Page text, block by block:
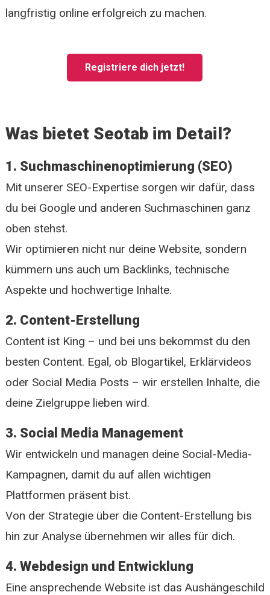
langfristig online erfolgreich zu machen.
Registriere dich jetzt!
Was bietet Seotab im Detail?
1. Suchmaschinenoptimierung (SEO)
Mit unserer SEO-Expertise sorgen wir dafür, dass
du bei Google und anderen Suchmaschinen ganz
oben stehst.
Wir optimieren nicht nur deine Website, sondern
kümmern uns auch um Backlinks, technische
Aspekte und hochwertige Inhalte.
2. Content-Erstellung
Content ist King – und bei uns bekommst du den
besten Content. Egal, ob Blogartikel, Erklärvideos
oder Social Media Posts – wir erstellen Inhalte, die
deine Zielgruppe lieben wird.
3. Social Media Management
Wir entwickeln und managen deine Social-Media-
Kampagnen, damit du auf allen wichtigen
Plattformen präsent bist.
Von der Strategie über die Content-Erstellung bis
hin zur Analyse übernehmen wir alles für dich.
4. Webdesign und Entwicklung
Eine ansprechende Website ist das Aushängeschild